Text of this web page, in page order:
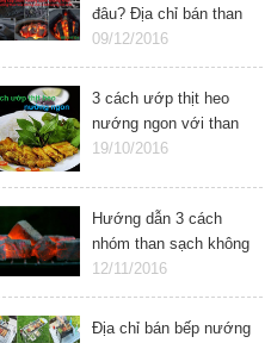
đâu? Địa chỉ bán than
nướng sạch không khói
ở Hà Nội
09/12/2016
3 cách ướp thịt heo
nướng ngon với than
sạch không khói
19/10/2016
Hướng dẫn 3 cách
nhóm than sạch không
khói đơn giản
12/11/2016
Địa chỉ bán bếp nướng